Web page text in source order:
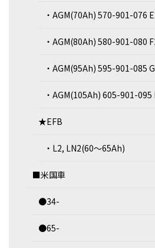
・AGM(70Ah) 570-901-076
・AGM(80Ah) 580-901-080
・AGM(95Ah) 595-901-085
・AGM(105Ah) 605-901-095
★EFB
・L2, LN2(60～65Ah)
■米国車
●34-
●65-